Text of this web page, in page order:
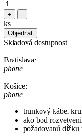
+ -
ks
Objednať
Skladová dostupnosť
Bratislava:
phone
Košice:
phone
trunkový kábel
ako bod
požadovanú dĺžku